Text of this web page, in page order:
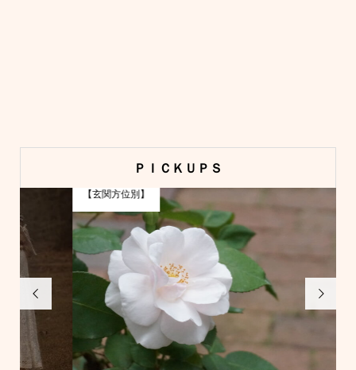
ＰＩＣＫＵＰＳ

【玄関方位別】
